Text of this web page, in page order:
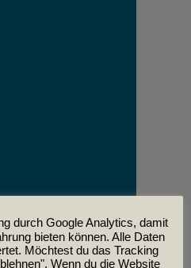
Jahren verstorben.
durch Google Analytics, damit
bieten können. Alle Daten
Möchtest du das Tracking
Wenn du die Website